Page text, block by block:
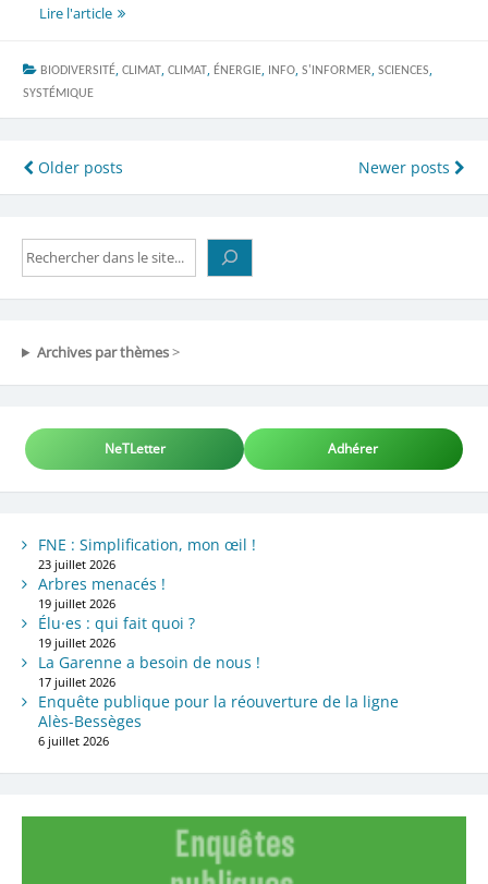
Lire l'articleCNRS
:
du
la
science
BIODIVERSITÉ, CLIMAT, CLIMAT, ÉNERGIE, INFO, S'INFORMER, SCIENCES,
SYSTÉMIQUE
Navigation
des
Older posts Newer posts
Archives par thèmes>
NeTLetter Adhérer
FNE : Simplification, mon œil !
23 juillet 2026
Arbres menacés !
19 juillet 2026
Élu·es : qui fait quoi ?
19 juillet 2026
La Garenne a besoin de nous !
17 juillet 2026
Enquête publique pour la réouverture de la ligne
Alès-Bessèges
6 juillet 2026